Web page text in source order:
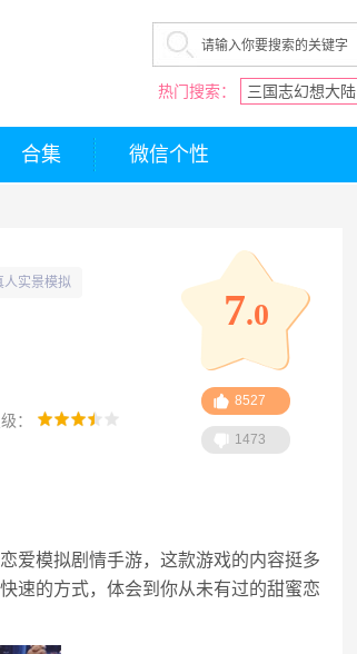
热门搜索： 三国志幻想大陆
合集 微信个性
人实景模拟
：
7.0
8527
1473
爱模拟剧情手游，这款游戏的内容挺多
速的方式，体会到你从未有过的甜蜜恋